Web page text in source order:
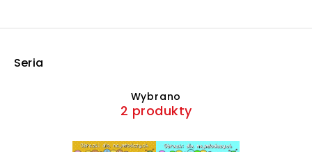
Seria
Wybrano
2 produkty